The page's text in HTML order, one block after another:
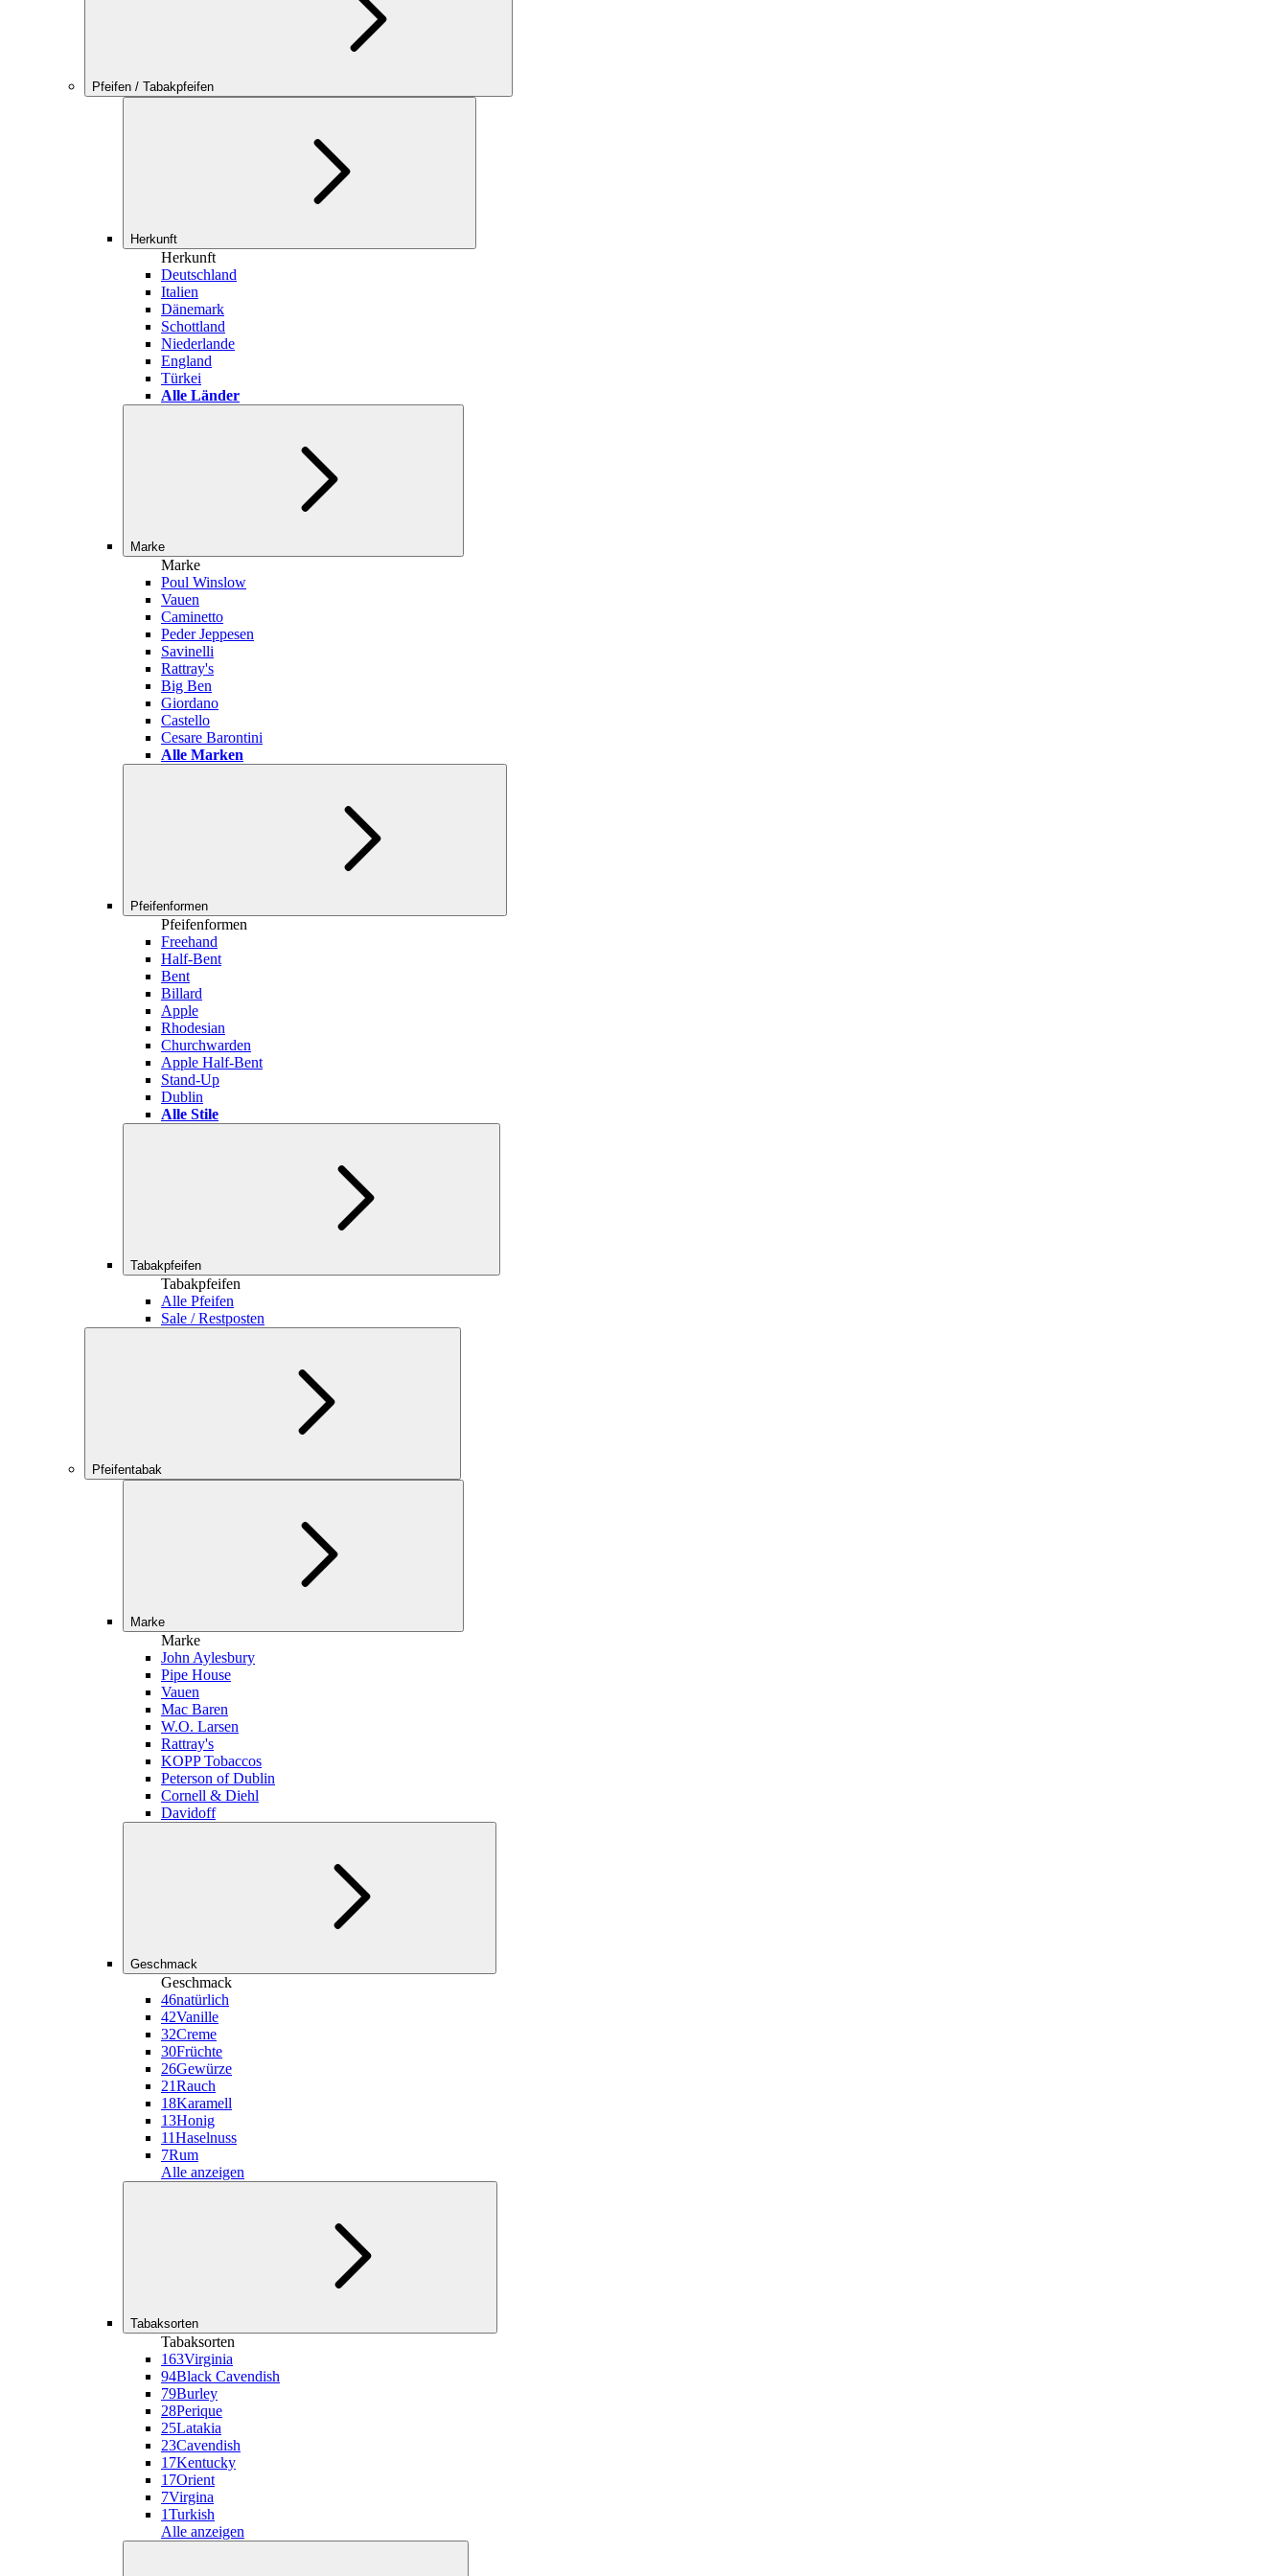
Pfeifen / Tabakpfeifen
Herkunft
Herkunft
Deutschland
Italien
Dänemark
Schottland
Niederlande
England
Türkei
Alle Länder
Marke
Marke
Poul Winslow
Vauen
Caminetto
Peder Jeppesen
Savinelli
Rattray's
Big Ben
Giordano
Castello
Cesare Barontini
Alle Marken
Pfeifenformen
Pfeifenformen
Freehand
Half-Bent
Bent
Billard
Apple
Rhodesian
Churchwarden
Apple Half-Bent
Stand-Up
Dublin
Alle Stile
Tabakpfeifen
Tabakpfeifen
Alle Pfeifen
Sale / Restposten
Pfeifentabak
Marke
Marke
John Aylesbury
Pipe House
Vauen
Mac Baren
W.O. Larsen
Rattray's
KOPP Tobaccos
Peterson of Dublin
Cornell & Diehl
Davidoff
Geschmack
Geschmack
46natürlich
42Vanille
32Creme
30Früchte
26Gewürze
21Rauch
18Karamell
13Honig
11Haselnuss
7Rum
Alle anzeigen
Tabaksorten
Tabaksorten
163Virginia
94Black Cavendish
79Burley
28Perique
25Latakia
23Cavendish
17Kentucky
17Orient
7Virgina
1Turkish
Alle anzeigen